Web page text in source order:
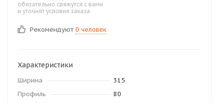
обязательно свяжутся с вами
и уточнят условия заказа
Рекомендуют 0 человек
Характеристики
Ширина
315
Профиль
80